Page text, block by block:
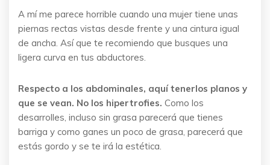
A mí me parece horrible cuando una mujer tiene unas
piernas rectas vistas desde frente y una cintura igual
de ancha. Así que te recomiendo que busques una
ligera curva en tus abductores.
Respecto a los abdominales, aquí tenerlos planos y
que se vean. No los hipertrofies. Como los
desarrolles, incluso sin grasa parecerá que tienes
barriga y como ganes un poco de grasa, parecerá que
estás gordo y se te irá la estética.